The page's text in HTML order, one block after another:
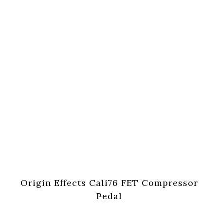
Origin Effects Cali76 FET Compressor
Pedal